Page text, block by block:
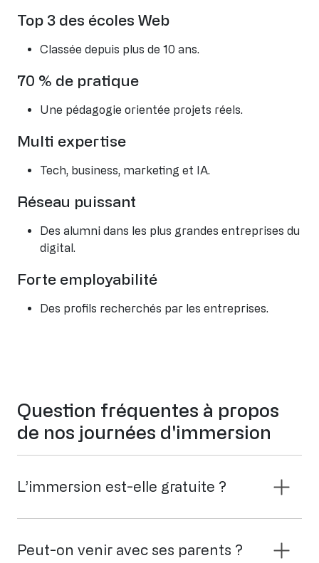
Top 3 des écoles Web
Classée depuis plus de 10 ans.
70 % de pratique
Une pédagogie orientée projets réels.
Multi expertise
Tech, business, marketing et IA.
Réseau puissant
Des alumni dans les plus grandes entreprises du
digital.
Forte employabilité
Des profils recherchés par les entreprises.
Question fréquentes à propos
de nos journées d'immersion
L’immersion est-elle gratuite ?
Peut-on venir avec ses parents ?